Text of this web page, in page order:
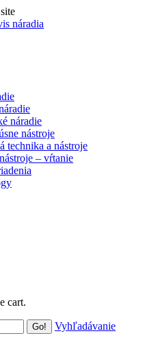
náradie
nástroje
technika a nástroje
– vŕtanie
cart.
Vyhľadávanie